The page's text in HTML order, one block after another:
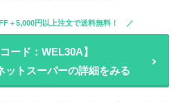
＋5,000円以上注文で送料無料！
ード：WEL30A】
ットスーパーの詳細をみる